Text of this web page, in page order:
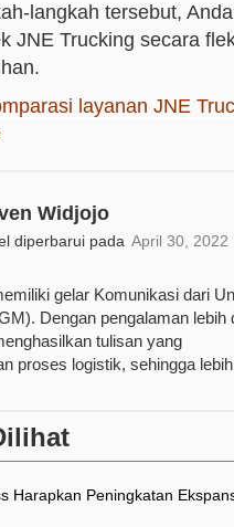
langkah tersebut,
JNE Trucking secara
layanan JNE
Widjojo
diperbarui pada April 30, 2022
gelar Komunikasi dari
Dengan pengalaman lebih
tulisan yang
proses logistik, sehingga
Harapkan Peningkatan